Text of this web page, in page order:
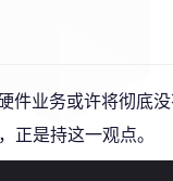
件业务或许将彻
正是持这一观点。